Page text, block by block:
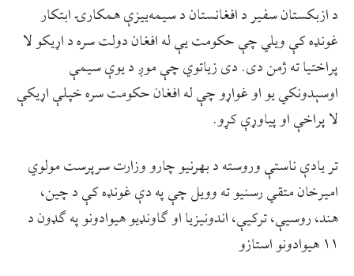
د ازبکستان سفیر د افغانستان د سیمه‌ییزې همکارۍ ابتکار
غونډه کې ویلي چې حکومت یې له افغان دولت سره د اړیکو لا
پراختیا ته ژمن دی. دی زیاتوي چې موږ د یوې سیمې
اوسېدونکي یو او غواړو چې له افغان حکومت سره خپلې اړیکې
لا پراخې او پیاوړې کړو.
تر یادې ناستې وروسته د بهرنیو چارو وزارت سرپرست مولوي
امیرخان متقي رسنیو ته وویل چې په دې غونډه کې د چین،
هند، روسیې، ترکیې، اندونیزیا او ګاونډیو هیوادونو په ګډون د
۱۱ هیوادونو استازو